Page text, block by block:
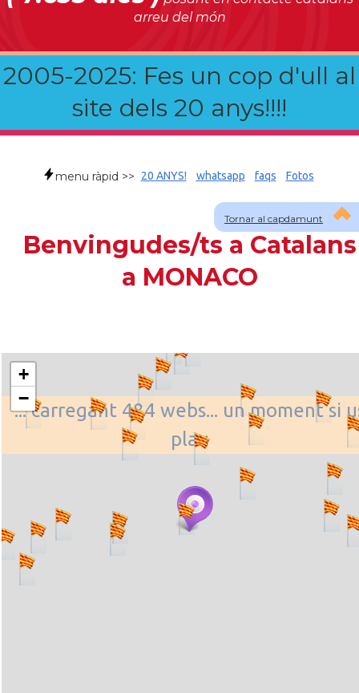
arreu del món
2005-2025: Fes un cop d'ull al
site dels 20 anys!!!!
Tornar al capdamunt
menu ràpid >> 20 ANYS! whatsapp faqs Fotos
Benvingudes/ts a Catalans
a MONACO
... carregant 484 webs... un moment si
plau
+
−